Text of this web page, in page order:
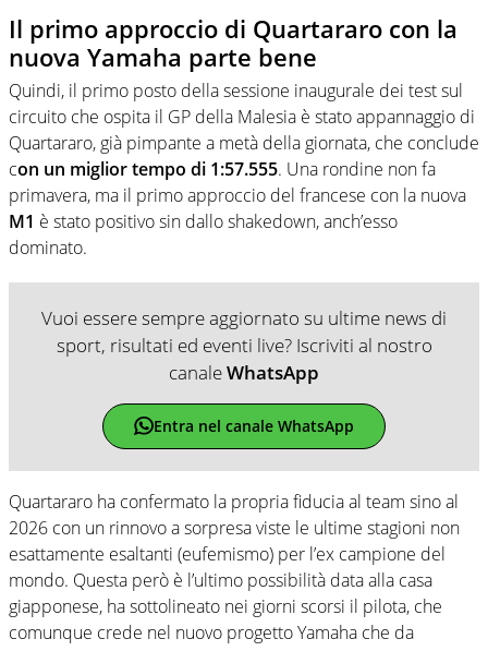
Il primo approccio di Quartararo con la
nuova Yamaha parte bene
Quindi, il primo posto della sessione inaugurale dei test sul
circuito che ospita il GP della Malesia è stato appannaggio di
Quartararo, già pimpante a metà della giornata, che conclude
con un miglior tempo di 1:57.555. Una rondine non fa
primavera, ma il primo approccio del francese con la nuova
M1 è stato positivo sin dallo shakedown, anch’esso
dominato.
Vuoi essere sempre aggiornato su ultime news di
sport, risultati ed eventi live? Iscriviti al nostro
canaleWhatsApp
Entra nel canale WhatsApp
Quartararo ha confermato la propria fiducia al team sino al
2026 con un rinnovo a sorpresa viste le ultime stagioni non
esattamente esaltanti (eufemismo) per l’ex campione del
mondo. Questa però è l’ultimo possibilità data alla casa
giapponese, ha sottolineato nei giorni scorsi il pilota, che
comunque crede nel nuovo progetto Yamaha che da